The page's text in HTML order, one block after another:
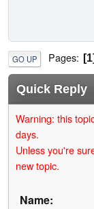
GO UP Pages 1
Quick Reply
Warning: this
days.
Unless you're
new topic.
Name: